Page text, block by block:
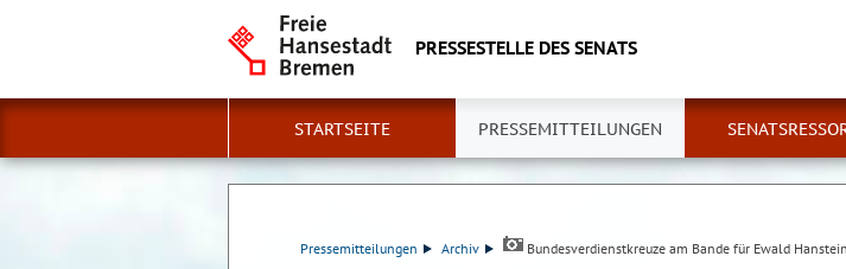
PRESSESTELLE DES SENATS
STARTSEITE PRESSEMITTEILUNGEN
Pressemitteilungen Archiv Bundesverdienstkreuze am Bande für Ewald